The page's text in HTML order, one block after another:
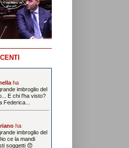
ha
imbroglio del
E chi l'ha visto?
Federica...
ha
imbroglio del
ce la mandi
soggetti 😞